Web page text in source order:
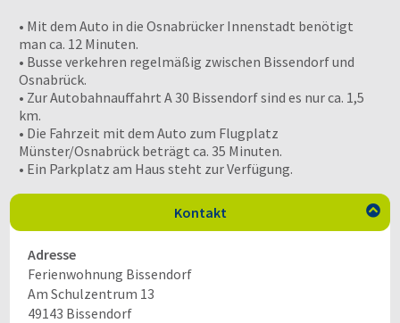
• Mit dem Auto in die Osnabrücker Innenstadt benötigt
man ca. 12 Minuten.
• Busse verkehren regelmäßig zwischen Bissendorf und
Osnabrück.
• Zur Autobahnauffahrt A 30 Bissendorf sind es nur ca. 1,5
km.
• Die Fahrzeit mit dem Auto zum Flugplatz
Münster/Osnabrück beträgt ca. 35 Minuten.
• Ein Parkplatz am Haus steht zur Verfügung.
Kontakt 
Adresse
Ferienwohnung Bissendorf
Am Schulzentrum 13
49143 Bissendorf